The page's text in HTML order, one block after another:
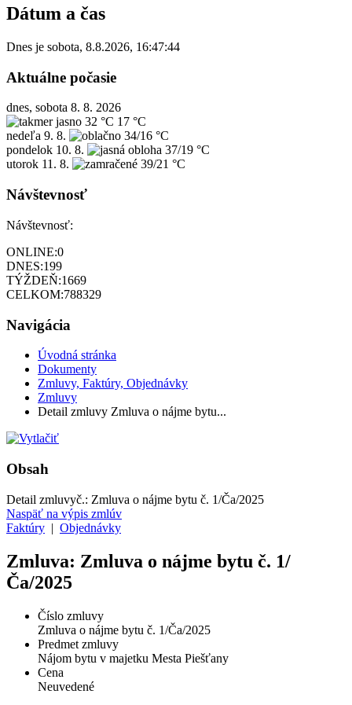
Dátum a čas
Dnes je sobota, 8.8.2026, 16:47:44
Aktuálne počasie
dnes, sobota 8. 8. 2026
32 °C 17 °C
nedeľa 9. 8.
34/16 °C
pondelok 10. 8.
37/19 °C
utorok 11. 8. 39/21 °C
Návštevnosť
Návštevnosť:
ONLINE:0
DNES:199
TÝŽDEŇ:1669
CELKOM:788329
Navigácia
Úvodná stránka
Dokumenty
Zmluvy, Faktúry, Objednávky
Zmluvy
Detail zmluvy Zmluva o nájme bytu...
Obsah
Detail zmluvyč.: Zmluva o nájme bytu č. 1/Ča/2025
Naspäť na výpis zmlúv
Faktúry | Objednávky
Zmluva: Zmluva o nájme bytu č. 1/
Ča/2025
Číslo zmluvy
Zmluva o nájme bytu č. 1/Ča/2025
Predmet zmluvy
Nájom bytu v majetku Mesta Piešťany
Cena
Neuvedené